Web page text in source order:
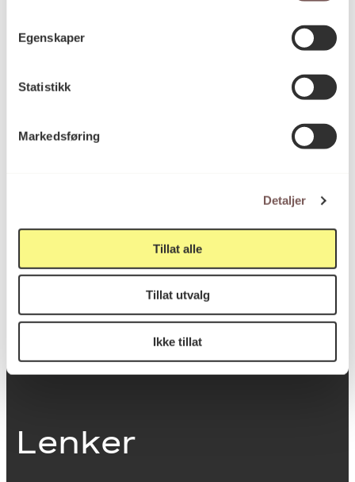
Egenskaper
Statistikk
Markedsføring
Detaljer
Tillat alle
Tillat utvalg
Ikke tillat
Besøksadresse
Victoria Terrasse 11
0251 Oslo
Viktig info
Utbetaling og fakturering
Om opphavsrett
Dokumentasjonsskjema
Last ned logo
Lenker